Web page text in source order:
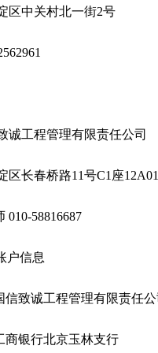
区中关村北一街2号
诚工程管理有限责任公司
区长春桥路11号C1座12A01
010-58816687
户信息
信致诚工程管理有限责任
商银行北京玉林支行